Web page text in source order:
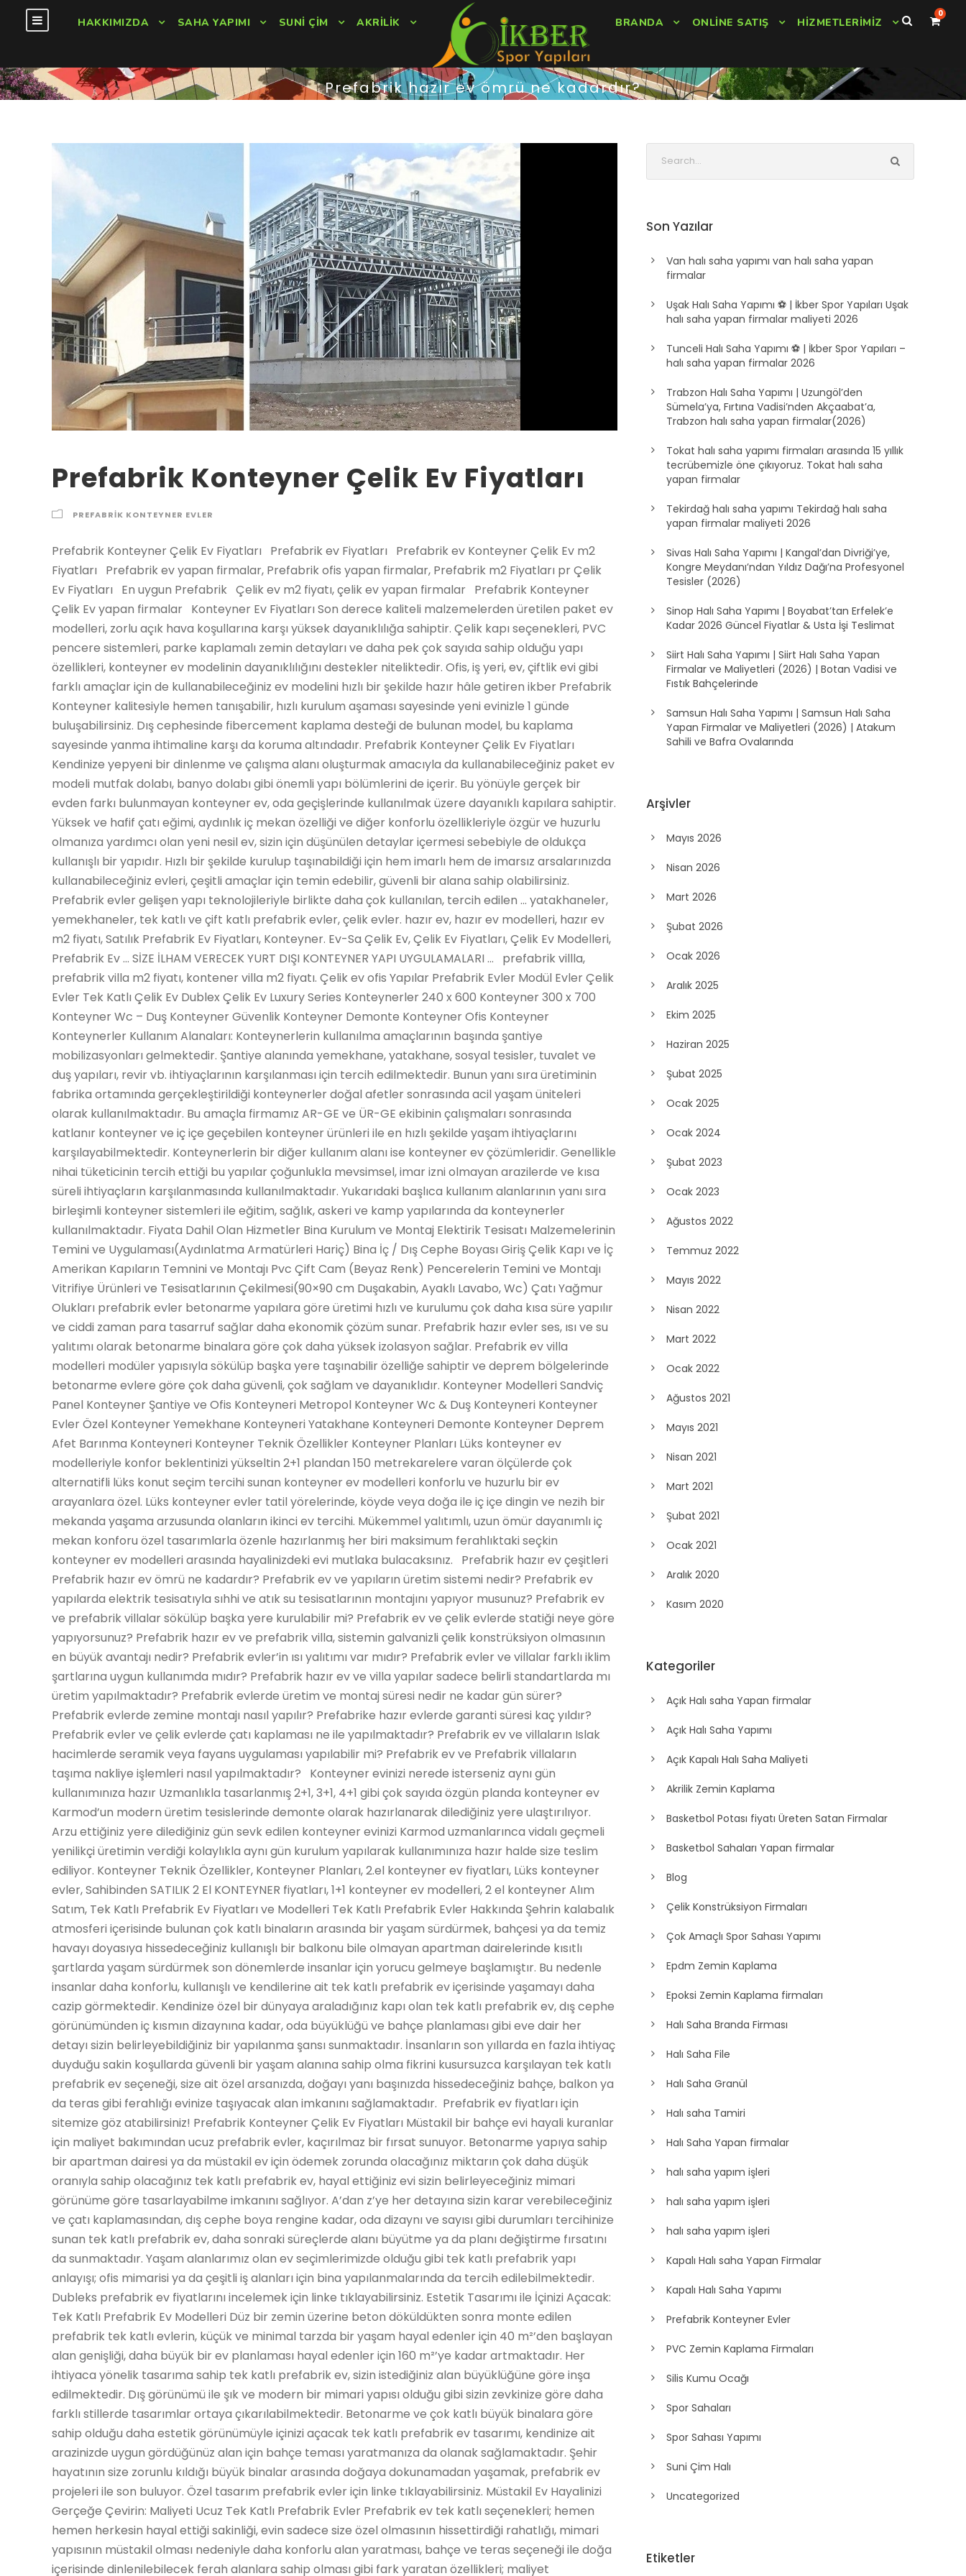
HAKKIMIZDA SAHA YAPIMI SUNI ÇIM AKRILIK BRANDA ONLINE SATIŞ HIZMETLERIMIZ
0
Prefabrik hazır ev ömrü ne kadardır?
Prefabrik Konteyner Çelik Ev Fiyatları
PREFABRIK KONTEYNER EVLER
Prefabrik Konteyner Çelik Ev Fiyatları Prefabrik ev Fiyatları Prefabrik ev Konteyner Çelik Ev m2 Fiyatları Prefabrik ev yapan firmalar, Prefabrik ofis yapan firmalar, Prefabrik m2 Fiyatları pr Çelik Ev Fiyatları En uygun Prefabrik Çelik ev m2 fiyatı, çelik ev yapan firmalar Prefabrik Konteyner Çelik Ev yapan firmalar Konteyner Ev Fiyatları Son derece kaliteli malzemelerden üretilen paket ev modelleri, zorlu açık hava koşullarına karşı yüksek dayanıklılığa sahiptir. Çelik kapı seçenekleri, PVC pencere sistemleri, parke kaplamalı zemin detayları ve daha pek çok sayıda sahip olduğu yapı özellikleri, konteyner ev modelinin dayanıklılığını destekler niteliktedir. Ofis, iş yeri, ev, çiftlik evi gibi farklı amaçlar için de kullanabileceğiniz ev modelini hızlı bir şekilde hazır hâle getiren ikber Prefabrik Konteyner kalitesiyle hemen tanışabilir, hızlı kurulum aşaması sayesinde yeni evinizle 1 günde buluşabilirsiniz. Dış cephesinde fibercement kaplama desteği de bulunan model, bu kaplama sayesinde yanma ihtimaline karşı da koruma altındadır. Prefabrik Konteyner Çelik Ev Fiyatları Kendinize yepyeni bir dinlenme ve çalışma alanı oluşturmak amacıyla da kullanabileceğiniz paket ev modeli mutfak dolabı, banyo dolabı gibi önemli yapı bölümlerini de içerir. Bu yönüyle gerçek bir evden farkı bulunmayan konteyner ev, oda geçişlerinde kullanılmak üzere dayanıklı kapılara sahiptir. Yüksek ve hafif çatı eğimi, aydınlık iç mekan özelliği ve diğer konforlu özellikleriyle özgür ve huzurlu olmanıza yardımcı olan yeni nesil ev, sizin için düşünülen detaylar içermesi sebebiyle de oldukça kullanışlı bir yapıdır. Hızlı bir şekilde kurulup taşınabildiği için hem imarlı hem de imarsız arsalarınızda kullanabileceğiniz evleri, çeşitli amaçlar için temin edebilir, güvenli bir alana sahip olabilirsiniz. Prefabrik evler gelişen yapı teknolojileriyle birlikte daha çok kullanılan, tercih edilen … yatakhaneler, yemekhaneler, tek katlı ve çift katlı prefabrik evler, çelik evler. hazır ev, hazır ev modelleri, hazır ev m2 fiyatı, Satılık Prefabrik Ev Fiyatları, Konteyner. Ev-Sa Çelik Ev, Çelik Ev Fiyatları, Çelik Ev Modelleri, Prefabrik Ev … SİZE İLHAM VERECEK YURT DIŞI KONTEYNER YAPI UYGULAMALARI … prefabrik villla, prefabrik villa m2 fiyatı, kontener villa m2 fiyatı. Çelik ev ofis Yapılar Prefabrik Evler Modül Evler Çelik Evler Tek Katlı Çelik Ev Dublex Çelik Ev Luxury Series Konteynerler 240 x 600 Konteyner 300 x 700 Konteyner Wc – Duş Konteyner Güvenlik Konteyner Demonte Konteyner Ofis Konteyner Konteynerler Kullanım Alanaları: Konteynerlerin kullanılma amaçlarının başında şantiye mobilizasyonları gelmektedir. Şantiye alanında yemekhane, yatakhane, sosyal tesisler, tuvalet ve duş yapıları, revir vb. ihtiyaçlarının karşılanması için tercih edilmektedir. Bunun yanı sıra üretiminin fabrika ortamında gerçekleştirildiği konteynerler doğal afetler sonrasında acil yaşam üniteleri olarak kullanılmaktadır. Bu amaçla firmamız AR-GE ve ÜR-GE ekibinin çalışmaları sonrasında katlanır konteyner ve iç içe geçebilen konteyner ürünleri ile en hızlı şekilde yaşam ihtiyaçlarını karşılayabilmektedir. Konteynerlerin bir diğer kullanım alanı ise konteyner ev çözümleridir. Genellikle nihai tüketicinin tercih ettiği bu yapılar çoğunlukla mevsimsel, imar izni olmayan arazilerde ve kısa süreli ihtiyaçların karşılanmasında kullanılmaktadır. Yukarıdaki başlıca kullanım alanlarının yanı sıra birleşimli konteyner sistemleri ile eğitim, sağlık, askeri ve kamp yapılarında da konteynerler kullanılmaktadır. Fiyata Dahil Olan Hizmetler Bina Kurulum ve Montaj Elektirik Tesisatı Malzemelerinin Temini ve Uygulaması(Aydınlatma Armatürleri Hariç) Bina İç / Dış Cephe Boyası Giriş Çelik Kapı ve İç Amerikan Kapıların Temnini ve Montajı Pvc Çift Cam (Beyaz Renk) Pencerelerin Temini ve Montajı Vitrifiye Ürünleri ve Tesisatlarının Çekilmesi(90×90 cm Duşakabin, Ayaklı Lavabo, Wc) Çatı Yağmur Olukları prefabrik evler betonarme yapılara göre üretimi hızlı ve kurulumu çok daha kısa süre yapılır ve ciddi zaman para tasarruf sağlar daha ekonomik çözüm sunar. Prefabrik hazır evler ses, ısı ve su yalıtımı olarak betonarme binalara göre çok daha yüksek izolasyon sağlar. Prefabrik ev villa modelleri modüler yapısıyla sökülüp başka yere taşınabilir özelliğe sahiptir ve deprem bölgelerinde betonarme evlere göre çok daha güvenli, çok sağlam ve dayanıklıdır. Konteyner Modelleri Sandviç Panel Konteyner Şantiye ve Ofis Konteyneri Metropol Konteyner Wc & Duş Konteyneri Konteyner Evler Özel Konteyner Yemekhane Konteyneri Yatakhane Konteyneri Demonte Konteyner Deprem Afet Barınma Konteyneri Konteyner Teknik Özellikler Konteyner Planları Lüks konteyner ev modelleriyle konfor beklentinizi yükseltin 2+1 plandan 150 metrekarelere varan ölçülerde çok alternatifli lüks konut seçim tercihi sunan konteyner ev modelleri konforlu ve huzurlu bir ev arayanlara özel. Lüks konteyner evler tatil yörelerinde, köyde veya doğa ile iç içe dingin ve nezih bir mekanda yaşama arzusunda olanların ikinci ev tercihi. Mükemmel yalıtımlı, uzun ömür dayanımlı iç mekan konforu özel tasarımlarla özenle hazırlanmış her biri maksimum ferahlıktaki seçkin konteyner ev modelleri arasında hayalinizdeki evi mutlaka bulacaksınız. Prefabrik hazır ev çeşitleri Prefabrik hazır ev ömrü ne kadardır? Prefabrik ev ve yapıların üretim sistemi nedir? Prefabrik ev yapılarda elektrik tesisatıyla sıhhi ve atık su tesisatlarının montajını yapıyor musunuz? Prefabrik ev ve prefabrik villalar sökülüp başka yere kurulabilir mi? Prefabrik ev ve çelik evlerde statiği neye göre yapıyorsunuz? Prefabrik hazır ev ve prefabrik villa, sistemin galvanizli çelik konstrüksiyon olmasının en büyük avantajı nedir? Prefabrik evler’in ısı yalıtımı var mıdır? Prefabrik evler ve villalar farklı iklim şartlarına uygun kullanımda mıdır? Prefabrik hazır ev ve villa yapılar sadece belirli standartlarda mı üretim yapılmaktadır? Prefabrik evlerde üretim ve montaj süresi nedir ne kadar gün sürer? Prefabrik evlerde zemine montajı nasıl yapılır? Prefabrike hazır evlerde garanti süresi kaç yıldır? Prefabrik evler ve çelik evlerde çatı kaplaması ne ile yapılmaktadır? Prefabrik ev ve villaların Islak hacimlerde seramik veya fayans uygulaması yapılabilir mi? Prefabrik ev ve Prefabrik villaların taşıma nakliye işlemleri nasıl yapılmaktadır? Konteyner evinizi nerede isterseniz aynı gün kullanımınıza hazır Uzmanlıkla tasarlanmış 2+1, 3+1, 4+1 gibi çok sayıda özgün planda konteyner ev Karmod’un modern üretim tesislerinde demonte olarak hazırlanarak dilediğiniz yere ulaştırılıyor. Arzu ettiğiniz yere dilediğiniz gün sevk edilen konteyner evinizi Karmod uzmanlarınca vidalı geçmeli yenilikçi üretimin verdiği kolaylıkla aynı gün kurulum yapılarak kullanımınıza hazır halde size teslim ediliyor. Konteyner Teknik Özellikler, Konteyner Planları, 2.el konteyner ev fiyatları, Lüks konteyner evler, Sahibinden SATILIK 2 El KONTEYNER fiyatları, 1+1 konteyner ev modelleri, 2 el konteyner Alım Satım, Tek Katlı Prefabrik Ev Fiyatları ve Modelleri Tek Katlı Prefabrik Evler Hakkında Şehrin kalabalık atmosferi içerisinde bulunan çok katlı binaların arasında bir yaşam sürdürmek, bahçesi ya da temiz havayı doyasıya hissedeceğiniz kullanışlı bir balkonu bile olmayan apartman dairelerinde kısıtlı şartlarda yaşam sürdürmek son dönemlerde insanlar için yorucu gelmeye başlamıştır. Bu nedenle insanlar daha konforlu, kullanışlı ve kendilerine ait tek katlı prefabrik ev içerisinde yaşamayı daha cazip görmektedir. Kendinize özel bir dünyaya araladığınız kapı olan tek katlı prefabrik ev, dış cephe görünümünden iç kısmın dizaynına kadar, oda büyüklüğü ve bahçe planlaması gibi eve dair her detayı sizin belirleyebildiğiniz bir yapılanma şansı sunmaktadır. İnsanların son yıllarda en fazla ihtiyaç duyduğu sakin koşullarda güvenli bir yaşam alanına sahip olma fikrini kusursuzca karşılayan tek katlı prefabrik ev seçeneği, size ait özel arsanızda, doğayı yanı başınızda hissedeceğiniz bahçe, balkon ya da teras gibi ferahlığı evinize taşıyacak alan imkanını sağlamaktadır. Prefabrik ev fiyatları için sitemize göz atabilirsiniz! Prefabrik Konteyner Çelik Ev Fiyatları Müstakil bir bahçe evi hayali kuranlar için maliyet bakımından ucuz prefabrik evler, kaçırılmaz bir fırsat sunuyor. Betonarme yapıya sahip bir apartman dairesi ya da müstakil ev için ödemek zorunda olacağınız miktarın çok daha düşük oranıyla sahip olacağınız tek katlı prefabrik ev, hayal ettiğiniz evi sizin belirleyeceğiniz mimari görünüme göre tasarlayabilme imkanını sağlıyor. A’dan z’ye her detayına sizin karar verebileceğiniz ve çatı kaplamasından, dış cephe boya rengine kadar, oda dizaynı ve sayısı gibi durumları tercihinize sunan tek katlı prefabrik ev, daha sonraki süreçlerde alanı büyütme ya da planı değiştirme fırsatını da sunmaktadır. Yaşam alanlarımız olan ev seçimlerimizde olduğu gibi tek katlı prefabrik yapı anlayışı; ofis mimarisi ya da çeşitli iş alanları için bina yapılanmalarında da tercih edilebilmektedir. Dubleks prefabrik ev fiyatlarını incelemek için linke tıklayabilirsiniz. Estetik Tasarımı ile İçinizi Açacak: Tek Katlı Prefabrik Ev Modelleri Düz bir zemin üzerine beton döküldükten sonra monte edilen prefabrik tek katlı evlerin, küçük ve minimal tarzda bir yaşam hayal edenler için 40 m²’den başlayan alan genişliği, daha büyük bir ev planlaması hayal edenler için 160 m²’ye kadar artmaktadır. Her ihtiyaca yönelik tasarıma sahip tek katlı prefabrik ev, sizin istediğiniz alan büyüklüğüne göre inşa edilmektedir. Dış görünümü ile şık ve modern bir mimari yapısı olduğu gibi sizin zevkinize göre daha farklı stillerde tasarımlar ortaya çıkarılabilmektedir. Betonarme ve çok katlı büyük binalara göre sahip olduğu daha estetik görünümüyle içinizi açacak tek katlı prefabrik ev tasarımı, kendinize ait arazinizde uygun gördüğünüz alan için bahçe teması yaratmanıza da olanak sağlamaktadır. Şehir hayatının size zorunlu kıldığı büyük binalar arasında doğaya dokunamadan yaşamak, prefabrik ev projeleri ile son buluyor. Özel tasarım prefabrik evler için li
Son Yazılar
Van halı saha yapımı van halı saha yapan
firmalar
Uşak Halı Saha Yapımı ⚽ | İkber Spor Yapıları Uşak
halı saha yapan firmalar maliyeti 2026
Tunceli Halı Saha Yapımı ⚽ | İkber Spor Yapıları –
halı saha yapan firmalar 2026
Trabzon Halı Saha Yapımı | Uzungöl’den
Sümela’ya, Fırtına Vadisi’nden Akçaabat’a,
Trabzon halı saha yapan firmalar(2026)
Tokat halı saha yapımı firmaları arasında 15 yıllık
tecrübemizle öne çıkıyoruz. Tokat halı saha
yapan firmalar
Tekirdağ halı saha yapımı Tekirdağ halı saha
yapan firmalar maliyeti 2026
Sivas Halı Saha Yapımı | Kangal’dan Divriği’ye,
Kongre Meydanı’ndan Yıldız Dağı’na Profesyonel
Tesisler (2026)
Sinop Halı Saha Yapımı | Boyabat’tan Erfelek’e
Kadar 2026 Güncel Fiyatlar & Usta İşi Teslimat
Siirt Halı Saha Yapımı | Siirt Halı Saha Yapan
Firmalar ve Maliyetleri (2026) | Botan Vadisi ve
Fıstık Bahçelerinde
Samsun Halı Saha Yapımı | Samsun Halı Saha
Yapan Firmalar ve Maliyetleri (2026) | Atakum
Sahili ve Bafra Ovalarında
Arşivler
Mayıs 2026
Nisan 2026
Mart 2026
Şubat 2026
Ocak 2026
Aralık 2025
Ekim 2025
Haziran 2025
Şubat 2025
Ocak 2025
Ocak 2024
Şubat 2023
Ocak 2023
Ağustos 2022
Temmuz 2022
Mayıs 2022
Nisan 2022
Mart 2022
Ocak 2022
Ağustos 2021
Mayıs 2021
Nisan 2021
Mart 2021
Şubat 2021
Ocak 2021
Aralık 2020
Kasım 2020
Kategoriler
Açık Halı saha Yapan firmalar
Açık Halı Saha Yapımı
Açık Kapalı Halı Saha Maliyeti
Akrilik Zemin Kaplama
Basketbol Potası fiyatı Üreten Satan Firmalar
Basketbol Sahaları Yapan firmalar
Blog
Çelik Konstrüksiyon Firmaları
Çok Amaçlı Spor Sahası Yapımı
Epdm Zemin Kaplama
Epoksi Zemin Kaplama firmaları
Halı Saha Branda Firması
Halı Saha File
Halı Saha Granül
Halı saha Tamiri
Halı Saha Yapan firmalar
halı saha yapım işleri
halı saha yapım işleri
halı saha yapım işleri
Kapalı Halı saha Yapan Firmalar
Kapalı Halı Saha Yapımı
Prefabrik Konteyner Evler
PVC Zemin Kaplama Firmaları
Silis Kumu Ocağı
Spor Sahaları
Spor Sahası Yapımı
Suni Çim Halı
Uncategorized
Etiketler